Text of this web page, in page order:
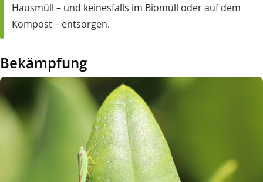
Hausmüll – und keinesfalls im Biomüll oder auf dem
Kompost – entsorgen.
Bekämpfung